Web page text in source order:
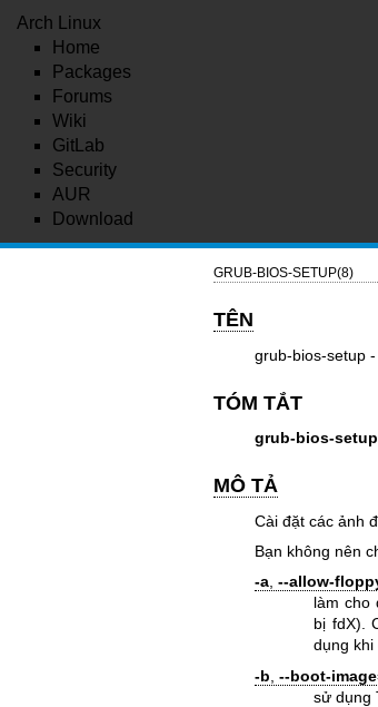
Arch Linux
Home
Packages
Forums
Wiki
GitLab
Security
AUR
Download
GRUB-BIOS-SETUP(8)
TÊN
grub-bios-setup
TÓM TẮT
grub-bios-setup
MÔ TẢ
Cài đặt các ảnh
Bạn không nên
-a, --allow-
làm cho
bị fdX).
dụng
-b --boot-image
sử dụng